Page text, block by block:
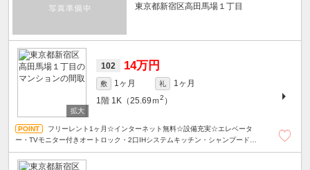
東京都新宿区高田馬場１丁目
102 14万円
敷 1ヶ月 礼
1ヶ月
1階 1K（25.69ｍ2 ）
フリーレント1ヶ月☆インターネット無料☆設備充実☆エレベータ
ー・TVモニター付きオートロック・2口IHシステムキッチン・シャンプードレ